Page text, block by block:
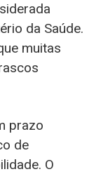
da Saúde.
muitas
prazo
de
O